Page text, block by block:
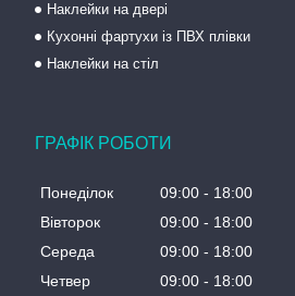
Наклейки на двері
Кухонні фартухи із ПВХ плівки
Наклейки на стіл
ГРАФІК РОБОТИ
Понеділок 09:00
18:00
Вівторок
09:00
18:00
Середа
09:00
18:00
Четвер
09:00 18:00